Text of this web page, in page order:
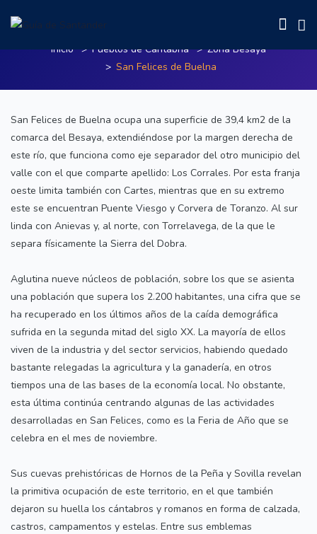
San Felices de Buelna
Inicio Pueblos de Cantabria
Zona Besaya
San Felices de Buelna
San Felices de Buelna ocupa una superficie de 39,4 km2 de la
comarca del Besaya, extendiéndose por la margen derecha de
este río, que funciona como eje separador del otro municipio del
valle con el que comparte apellido: Los Corrales. Por esta franja
oeste limita también con Cartes, mientras que en su extremo
este se encuentran Puente Viesgo y Corvera de Toranzo. Al sur
linda con Anievas y, al norte, con Torrelavega, de la que le
separa físicamente la Sierra del Dobra.
Aglutina nueve núcleos de población, sobre los que se asienta
una población que supera los 2.200 habitantes, una cifra que se
ha recuperado en los últimos años de la caída demográfica
sufrida en la segunda mitad del siglo XX. La mayoría de ellos
viven de la industria y del sector servicios, habiendo quedado
bastante relegadas la agricultura y la ganadería, en otros
tiempos una de las bases de la economía local. No obstante,
esta última continúa centrando algunas de las actividades
desarrolladas en San Felices, como es la Feria de Año que se
celebra en el mes de noviembre.
Sus cuevas prehistóricas de Hornos de la Peña y Sovilla revelan
la primitiva ocupación de este territorio, en el que también
dejaron su huella los cántabros y romanos en forma de calzada,
castros, campamentos y estelas. Entre sus emblemas